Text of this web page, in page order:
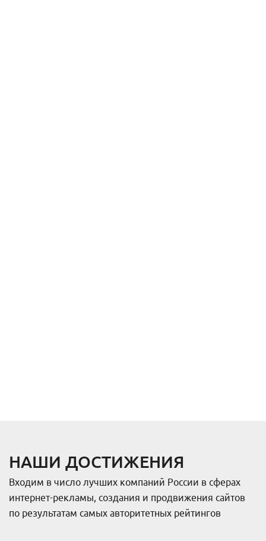
НАШИ ДОСТИЖЕНИЯ
Входим в число лучших компаний России в сферах
интернет-рекламы, создания и продвижения сайтов
по результатам самых авторитетных рейтингов